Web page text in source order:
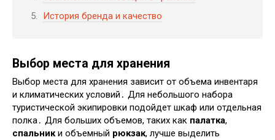
История бренда и качество
Выбор места для хранения
Выбор места для хранения зависит от объема инвентаря
и климатических условий․ Для небольшого набора
туристической экипировки подойдет шкаф или отдельная
полка․ Для больших объемов, таких как палатка,
спальники объемный рюкзак, лучше выделить